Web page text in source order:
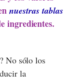
nuestras tablas
ingredientes.
No sólo los
la